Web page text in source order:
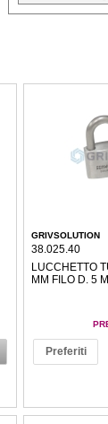
GRIVSOLUTION
38.025.40
LUCCHETTO
MM FILO D. 5
Preferiti